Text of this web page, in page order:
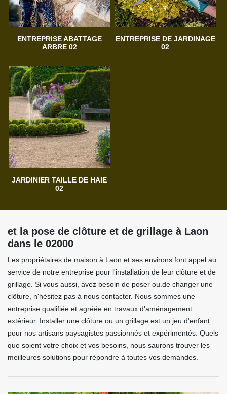
ENTREPRISE ABATTAGE
ARBRE 02
ENTREPRISE DE JARDINAGE
02
JARDINIER TAILLE DE HAIE
02
et la pose de clôture et de grillage à Laon
dans le 02000
Les propriétaires de maison à Laon et ses environs font appel au
service de notre entreprise pour l'installation de leur clôture et de
grillage. Si vous aussi, avez besoin de poser ou.de changer une
clôture, n'hésitez pas à nous contacter. Nous sommes une
entreprise qualifiée et agréée en travaux d'aménagement
extérieur. Installer une clôture ou un grillage est un jeu d'enfant
pour nos artisans paysagistes passionnés et expérimentés. Quels
que soient votre choix et vos besoins, nous saurons trouver les
meilleures solutions pour répondre à toutes vos demandes.